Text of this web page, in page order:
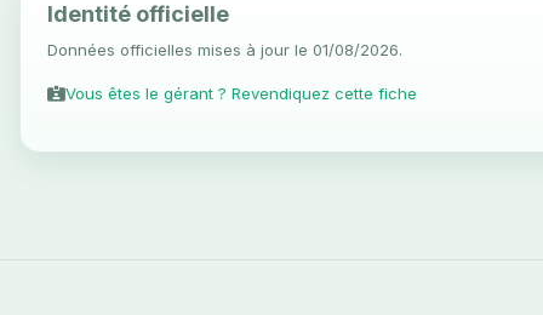
Identité officielle
Données officielles mises à jour le 01/08/2026.
Vous êtes le gérant ? Revendiquez cette fiche